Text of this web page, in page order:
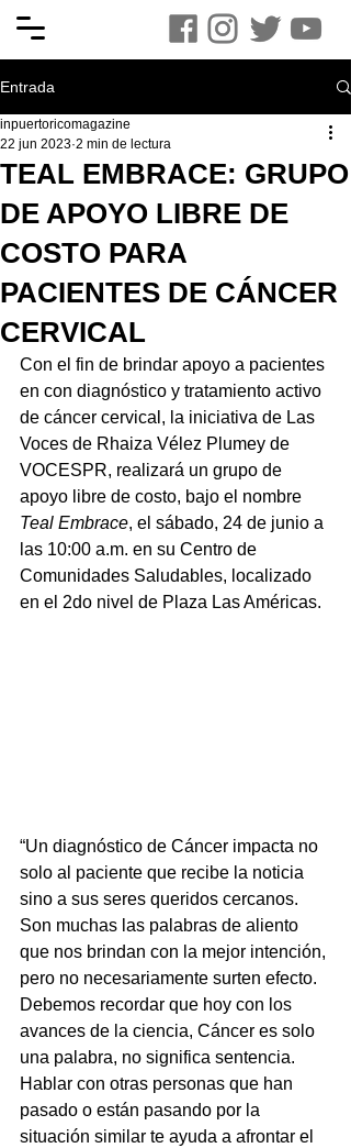
Entrada
TEAL EMBRACE: GRUPO
DE APOYO LIBRE DE
COSTO PARA
PACIENTES DE CÁNCER
CERVICAL
inpuertoricomagazine
22 jun 2023 2 min de lectura
Con el fin de brindar apoyo a pacientes
en con diagnóstico y tratamiento activo
de cáncer cervical, la iniciativa de Las
Voces de Rhaiza Vélez Plumey de
VOCESPR, realizará un grupo de
apoyo libre de costo, bajo el nombre
Teal Embrace, el sábado, 24 de junio a
las 10:00 a.m. en su Centro de
Comunidades Saludables, localizado
en el 2do nivel de Plaza Las Américas.
“Un diagnóstico de Cáncer impacta no
solo al paciente que recibe la noticia
sino a sus seres queridos cercanos.
Son muchas las palabras de aliento
que nos brindan con la mejor intención,
pero no necesariamente surten efecto.
Debemos recordar que hoy con los
avances de la ciencia, Cáncer es solo
una palabra, no significa sentencia.
Hablar con otras personas que han
pasado o están pasando por la
situación similar te ayuda a afrontar el